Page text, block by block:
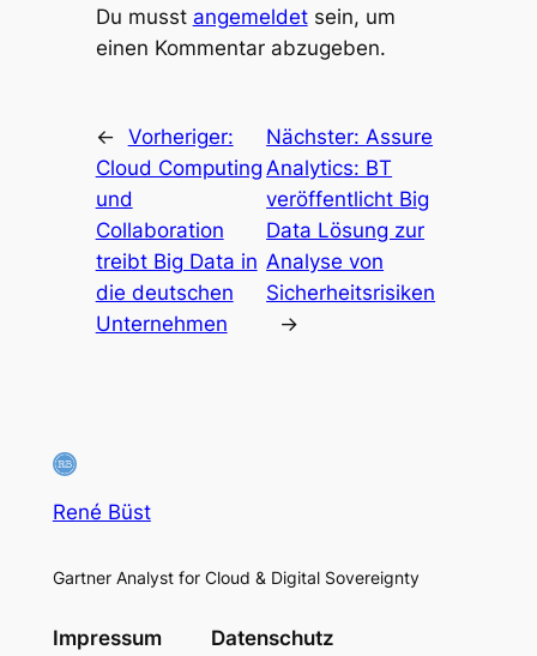
Du musst angemeldetsein, um
einen Kommentar abzugeben.
← Vorheriger:
Cloud Computing
und
Collaboration
treibt Big Data in
die deutschen
Unternehmen
Nächster:Assure
Analytics: BT
veröffentlicht Big
Data Lösung zur
Analyse von
Sicherheitsrisiken
→
René Büst
Gartner Analyst for Cloud & Digital Sovereignty
Impressum Datenschutz